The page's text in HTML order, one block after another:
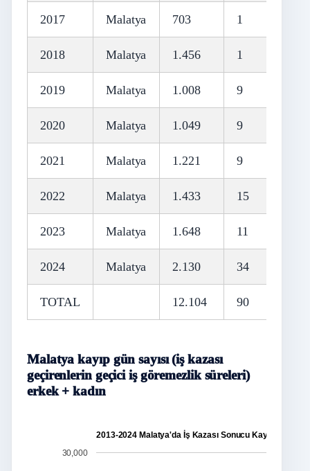
2017 Malatya 703 1
2018 Malatya 1.456 1
2019 Malatya 1.008 9
2020 Malatya 1.049 9
2021 Malatya 1.221 9
2022 Malatya 1.433 15
2023 Malatya 1.648 11
2024 Malatya 2.130 34
TOTAL 12.104 90
Malatya kayıp gün sayısı (iş kazası
geçirenlerin geçici iş göremezlik süreleri)
erkek + kadın
2013-2024 Malatya'da İş Kazası Sonucu Kayıp Gün
30,000